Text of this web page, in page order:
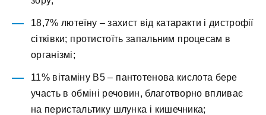
18,7% лютеїну – захист від катаракти і дистрофії
сітківки; протистоїть запальним процесам в
організмі;
11% вітаміну В5 – пантотенова кислота бере
участь в обміні речовин, благотворно впливає
на перистальтику шлунка і кишечника;